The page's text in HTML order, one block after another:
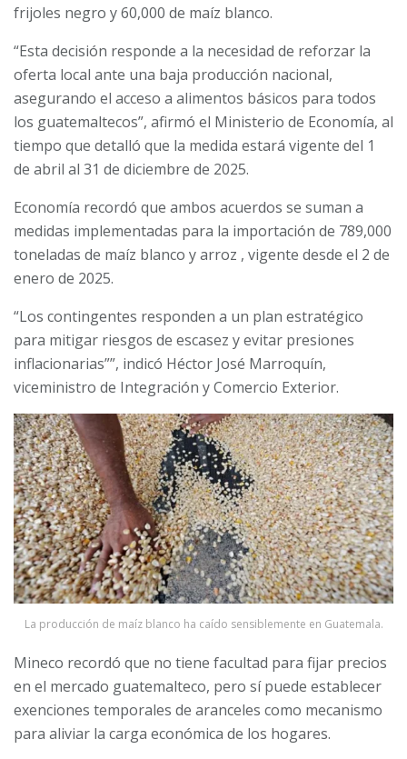
frijoles negro y 60,000 de maíz blanco.
“Esta decisión responde a la necesidad de reforzar la
oferta local ante una baja producción nacional,
asegurando el acceso a alimentos básicos para todos
los guatemaltecos”, afirmó el Ministerio de Economía, al
tiempo que detalló que la medida estará vigente del 1
de abril al 31 de diciembre de 2025.
Economía recordó que ambos acuerdos se suman a
medidas implementadas para la importación de 789,000
toneladas de maíz blanco y arroz , vigente desde el 2 de
enero de 2025.
“Los contingentes responden a un plan estratégico
para mitigar riesgos de escasez y evitar presiones
inflacionarias””, indicó Héctor José Marroquín,
viceministro de Integración y Comercio Exterior.
La producción de maíz blanco ha caído sensiblemente en Guatemala.
Mineco recordó que no tiene facultad para fijar precios
en el mercado guatemalteco, pero sí puede establecer
exenciones temporales de aranceles como mecanismo
para aliviar la carga económica de los hogares.